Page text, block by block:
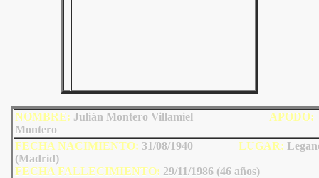
NOMBRE: Julián Montero Villamiel APODO:
Montero
FECHA NACIMIENTO: 31/08/1940 LUGAR:
(Madrid)
FECHA FALLECIMIENTO: 29/11/1986 (46 años)